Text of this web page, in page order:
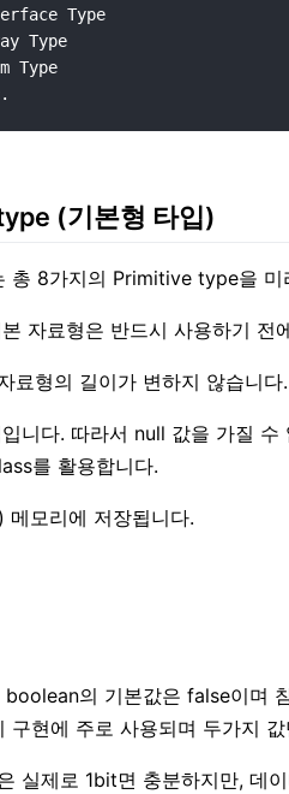
Type
Type
Type
(기본형 타입)
총 8가지의 Primitive type을 미
자료형은 반드시 사용하기 전
료형의 길이가 변하지 않습니다.
니다. 따라서 null 값을 가질
를 활용합니다.
메모리에 저장됩니다.
boolean의 기본값은 false이며
구현에 주로 사용되며 두가지
실제로 1bit면 충분하지만, 데